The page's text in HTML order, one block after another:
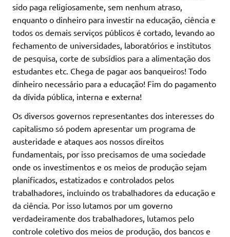
sido paga religiosamente, sem nenhum atraso,
enquanto o dinheiro para investir na educação, ciência e
todos os demais serviços públicos é cortado, levando ao
fechamento de universidades, laboratórios e institutos
de pesquisa, corte de subsídios para a alimentação dos
estudantes etc. Chega de pagar aos banqueiros! Todo
dinheiro necessário para a educação! Fim do pagamento
da dívida pública, interna e externa!
Os diversos governos representantes dos interesses do
capitalismo só podem apresentar um programa de
austeridade e ataques aos nossos direitos
fundamentais, por isso precisamos de uma sociedade
onde os investimentos e os meios de produção sejam
planificados, estatizados e controlados pelos
trabalhadores, incluindo os trabalhadores da educação e
da ciência. Por isso lutamos por um governo
verdadeiramente dos trabalhadores, lutamos pelo
controle coletivo dos meios de produção, dos bancos e